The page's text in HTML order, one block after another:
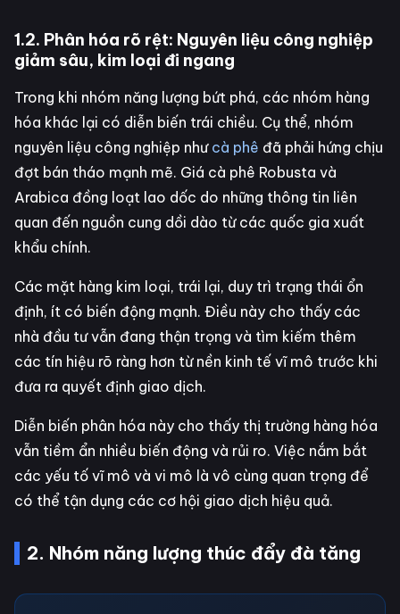
1.2. Phân hóa rõ rệt: Nguyên liệu công nghiệp
giảm sâu, kim loại đi ngang
Trong khi nhóm năng lượng bứt phá, các nhóm hàng
hóa khác lại có diễn biến trái chiều. Cụ thể, nhóm
nguyên liệu công nghiệp như cà phê đã phải hứng chịu
đợt bán tháo mạnh mẽ. Giá cà phê Robusta và
Arabica đồng loạt lao dốc do những thông tin liên
quan đến nguồn cung dồi dào từ các quốc gia xuất
khẩu chính.
Các mặt hàng kim loại, trái lại, duy trì trạng thái ổn
định, ít có biến động mạnh. Điều này cho thấy các
nhà đầu tư vẫn đang thận trọng và tìm kiếm thêm
các tín hiệu rõ ràng hơn từ nền kinh tế vĩ mô trước khi
đưa ra quyết định giao dịch.
Diễn biến phân hóa này cho thấy thị trường hàng hóa
vẫn tiềm ẩn nhiều biến động và rủi ro. Việc nắm bắt
các yếu tố vĩ mô và vi mô là vô cùng quan trọng để
có thể tận dụng các cơ hội giao dịch hiệu quả.
2. Nhóm năng lượng thúc đẩy đà tăng